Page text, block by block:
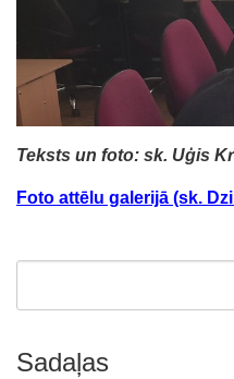
Teksts un foto: sk. Uģis
Foto attēlu galerijā (sk.
Sadaļas